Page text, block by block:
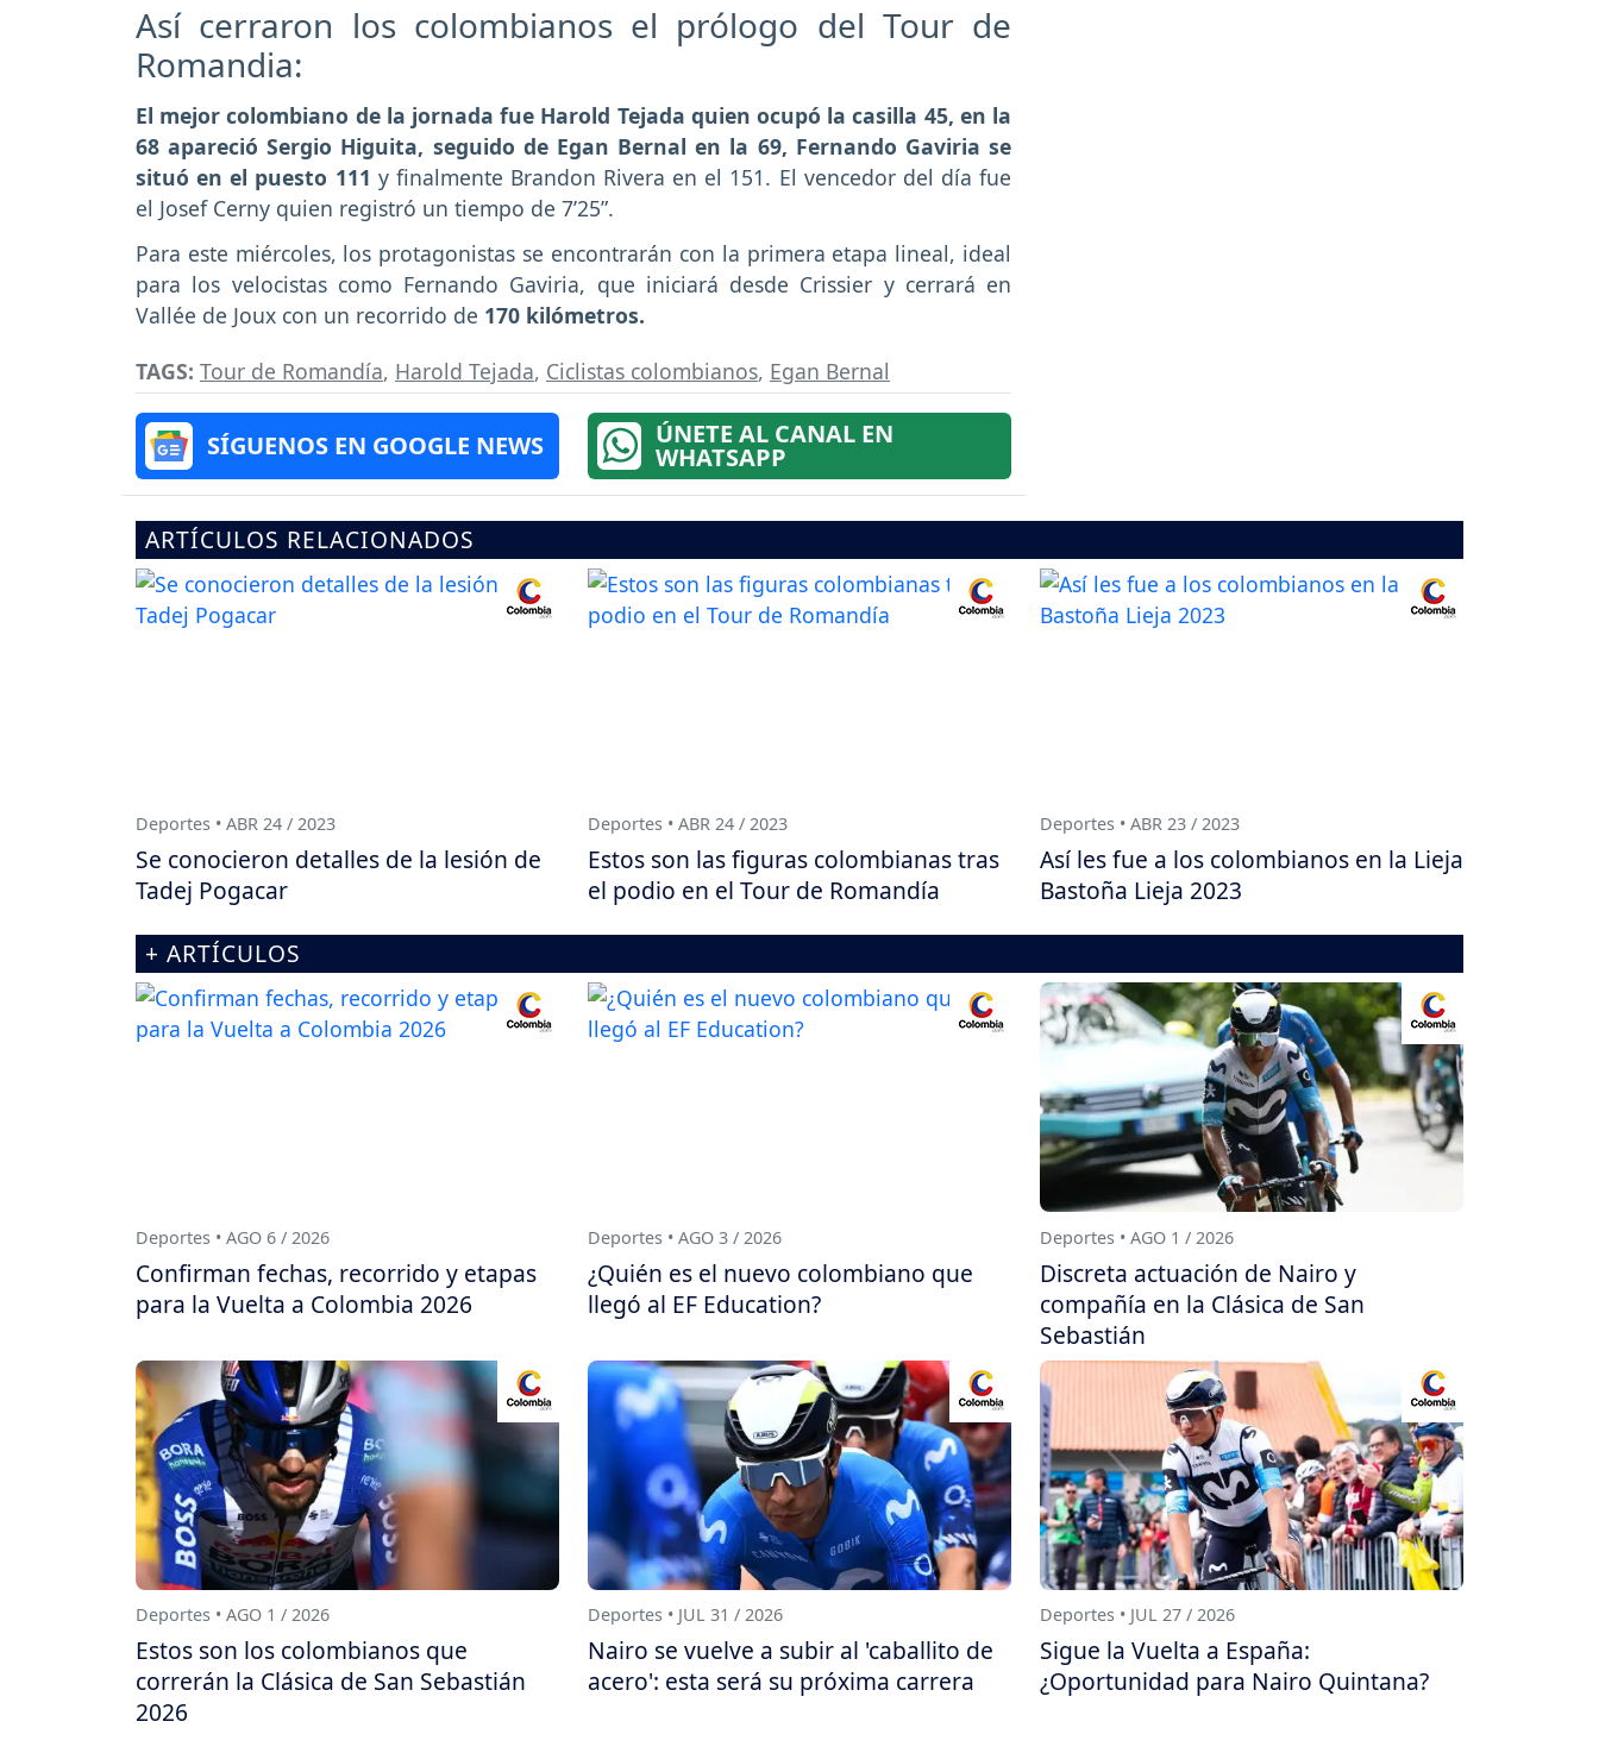
Así cerraron los colombianos el prólogo del Tour de
Romandia:
El mejor colombiano de la jornada fue Harold Tejada quien ocupó la casilla 45, en la
68 apareció Sergio Higuita, seguido de Egan Bernal en la 69, Fernando Gaviria se
situó en el puesto 111 y finalmente Brandon Rivera en el 151. El vencedor del día fue
el Josef Cerny quien registró un tiempo de 7’25”.
Para este miércoles, los protagonistas se encontrarán con la primera etapa lineal, ideal
para los velocistas como Fernando Gaviria, que iniciará desde Crissier y cerrará en
Vallée de Joux con un recorrido de 170 kilómetros.
TAGS: Tour de Romandía, Harold Tejada, Ciclistas colombianos, Egan Bernal
SÍGUENOS EN GOOGLE NEWS ÚNETE AL CANAL EN
WHATSAPP
ARTÍCULOS RELACIONADOS
Deportes • ABR 24 / 2023
Se conocieron detalles de la lesión de
Tadej Pogacar
Deportes • ABR 24 / 2023
Estos son las figuras colombianas tras
el podio en el Tour de Romandía
Deportes • ABR 23 / 2023
Así les fue a los colombianos en la Lieja
Bastoña Lieja 2023
+ ARTÍCULOS
Deportes • AGO 6 / 2026
Confirman fechas, recorrido y etapas
para la Vuelta a Colombia 2026
Deportes • AGO 3 / 2026
¿Quién es el nuevo colombiano que
llegó al EF Education?
Deportes • AGO 1 / 2026
Discreta actuación de Nairo y
compañía en la Clásica de San
Sebastián
Deportes • AGO 1 / 2026
Estos son los colombianos que
correrán la Clásica de San Sebastián
2026
Deportes • JUL 31 / 2026
Nairo se vuelve a subir al 'caballito de
acero': esta será su próxima carrera
Deportes • JUL 27 / 2026
Sigue la Vuelta a España:
¿Oportunidad para Nairo Quintana?